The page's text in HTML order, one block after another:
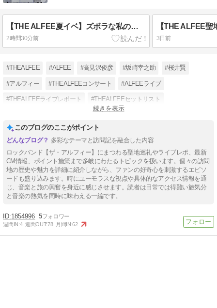
【THE ALFEE夏イベ】ズボラな私の日焼け対策と日焼け防止グッズ
2時間30分前 3日前
#THEALFEE #ALFEE #高見沢俊彦 #坂崎幸之助 #桜井賢
#アルフィー #THEALFEEコンサート #ALFEEライブ
#THEALFEEライブレポート #THEALFEEセットリスト
続きを表示
このブログのここがポイント
多彩なテーマと訪問記を融合した内容
ロックバンド【ザ・アルフィー】にまつわる聖地巡礼やライブレポ、最新
CM情報、ポイント施策まで多岐にわたるトピックを扱います。個々の訪問
地の歴史や魅力を詳細に紹介しながら、ファンの好奇心を刺激するエピソ
ードも盛り込みます。時にユーモラスな視点や具体的なアクセス情報を通
じ、音楽と旅の興奮を身近に感じさせます。読者は日常では得難い旅気分
と音楽の熱気を同時に味わえる一編です。
1854996 5
週間IN:4 週間OUT:78 月間IN:62